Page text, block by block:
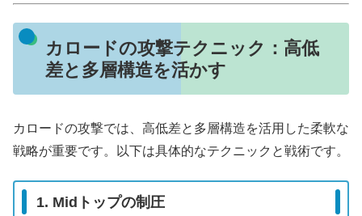
カロードの攻撃テクニック：高低
差と多層構造を活かす
カロードの攻撃では、高低差と多層構造を活用した柔軟な
戦略が重要です。以下は具体的なテクニックと戦術です。
1. Midトップの制圧